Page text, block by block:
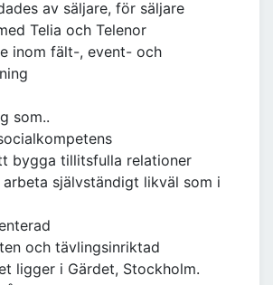
av säljare, för säljare
Telia och Telenor
inom fält-, event- och
som..
bygga tillitsfulla relationer
självständigt likväl som i
och tävlingsinriktad
ligger i Gärdet, Stockholm.